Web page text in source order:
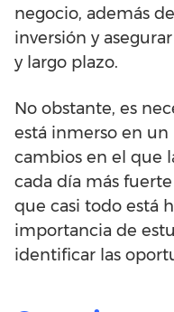
negocio, además
inversión y
y largo plazo.
No obstante, es
está inmerso en
cambios en el que
cada día más
que casi todo está
importancia de
identificar las